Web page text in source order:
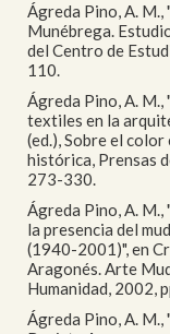
Ágreda Pino, A. M.,
Munébrega.
del Centro de
110.
Ágreda Pino, A.
textiles en la
(ed.), Sobre el
histórica, Prensas
273-330.
Ágreda Pino, A.
la presencia del
(1940-2001)", en
Aragonés. Arte
Humanidad, 2002,
Ágreda Pino, A. M.,